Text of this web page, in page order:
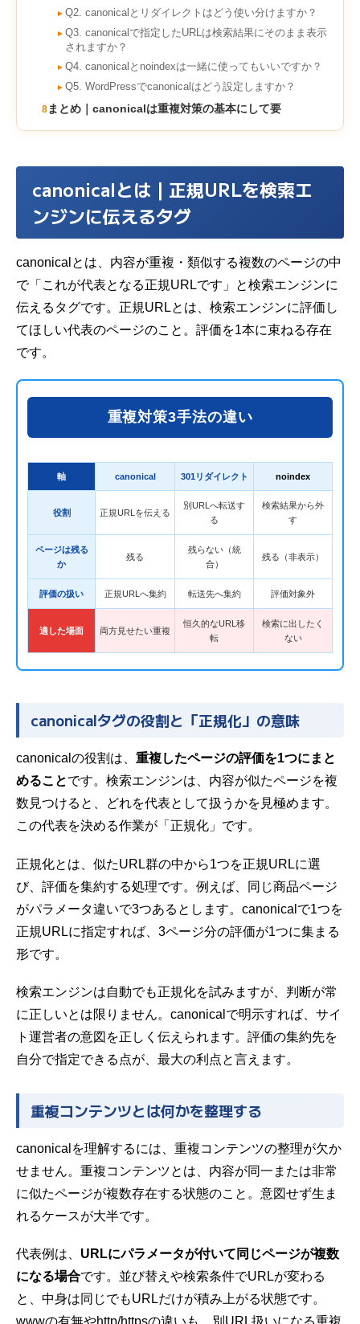
► Q2. canonicalとリダイレクトはどう使い分けますか？
► Q3. canonicalで指定したURLは検索結果にそのまま表示
されますか？
► Q4. canonicalとnoindexは一緒に使ってもいいですか？
► Q5. WordPressでcanonicalはどう設定しますか？
8まとめ｜canonicalは重複対策の基本にして要
canonicalとは｜正規URLを検索エ
ンジンに伝えるタグ
canonicalとは、内容が重複・類似する複数のページの中
で「これが代表となる正規URLです」と検索エンジンに
伝えるタグです。正規URLとは、検索エンジンに評価し
てほしい代表のページのこと。評価を1本に束ねる存在
です。
重複対策3手法の違い
軸 canonical 301リダイレクト noindex
役割 正規URLを伝える
別URLへ転送す
る
検索結果から外
す
ページは残る
か
残る
残らない（統
合）
残る（非表示）
評価の扱い 正規URLへ集約 転送先へ集約 評価対象外
適した場面 両方見せたい重複
恒久的なURL移
転
検索に出したく
ない
canonicalタグの役割と「正規化」の意味
canonicalの役割は、 重複したページの評価を1つにまと
めることです。検索エンジンは、内容が似たページを複
数見つけると、どれを代表として扱うかを見極めます。
この代表を決める作業が「正規化」です。
正規化とは、似たURL群の中から1つを正規URLに選
び、評価を集約する処理です。例えば、同じ商品ページ
がパラメータ違いで3つあるとします。canonicalで1つを
正規URLに指定すれば、3ページ分の評価が1つに集まる
形です。
検索エンジンは自動でも正規化を試みますが、判断が常
に正しいとは限りません。canonicalで明示すれば、サイ
ト運営者の意図を正しく伝えられます。評価の集約先を
自分で指定できる点が、最大の利点と言えます。
重複コンテンツとは何かを整理する
canonicalを理解するには、重複コンテンツの整理が欠か
せません。重複コンテンツとは、内容が同一または非常
に似たページが複数存在する状態のこと。意図せず生ま
れるケースが大半です。
代表例は、 URLにパラメータが付いて同じページが複数
になる場合です。並び替えや検索条件でURLが変わる
と、中身は同じでもURLだけが積み上がる状態です。
wwwの有無やhttp/httpsの違いも、別URL扱いになる重複